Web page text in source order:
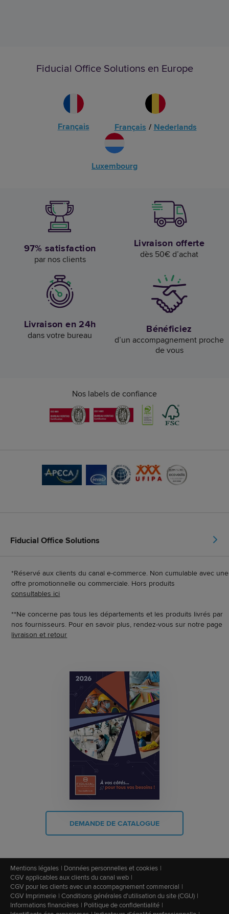
Fiducial Office Solutions en Europe
Français Français / Nederlands
Luxembourg
97% satisfaction
par nos clients
Livraison offerte
dès 50€ d’achat
Livraison en 24h
dans votre bureau Bénéficiez
d’un accompagnement proche
de vous
Nos labels de confiance
Fiducial Office Solutions
*Réservé aux clients du canal e-commerce. Non cumulable avec une
offre promotionnelle ou commerciale. Hors produits
consultables ici
**Ne concerne pas tous les départements et les produits livrés par
nos fournisseurs. Pour en savoir plus, rendez-vous sur notre page
livraison et retour
DEMANDE DE CATALOGUE
Mentions légales
Données personnelles et cookies
CGV applicables aux clients du canal web
CGV pour les clients avec un accompagnement commercial
CGV Imprimerie Conditions générales d'utilisation du site (CGU)
Informations financières
Politique de confidentialité